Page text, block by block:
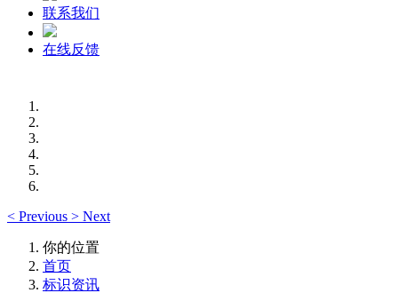
联系我们
在线反馈
< Previous > Next
你的位置
首页
标识资讯